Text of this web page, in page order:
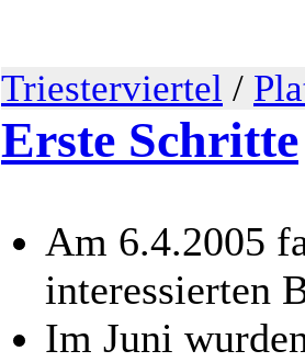
Triesterviertel /
Erste Schritte
Am 6.4.2005
interessierten
Im Juni